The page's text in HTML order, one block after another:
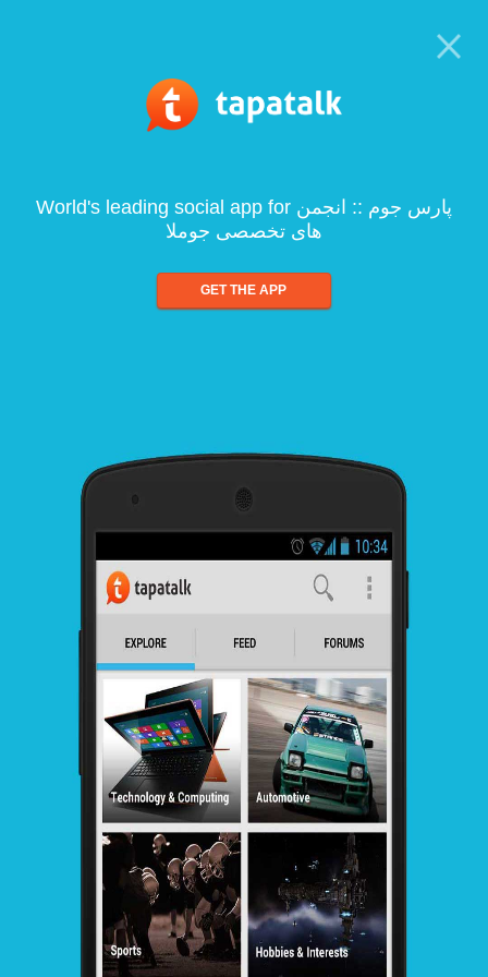
World's leading social app for پارس جوم :: انجمن
های تخصصی جوملا
GET THE APP